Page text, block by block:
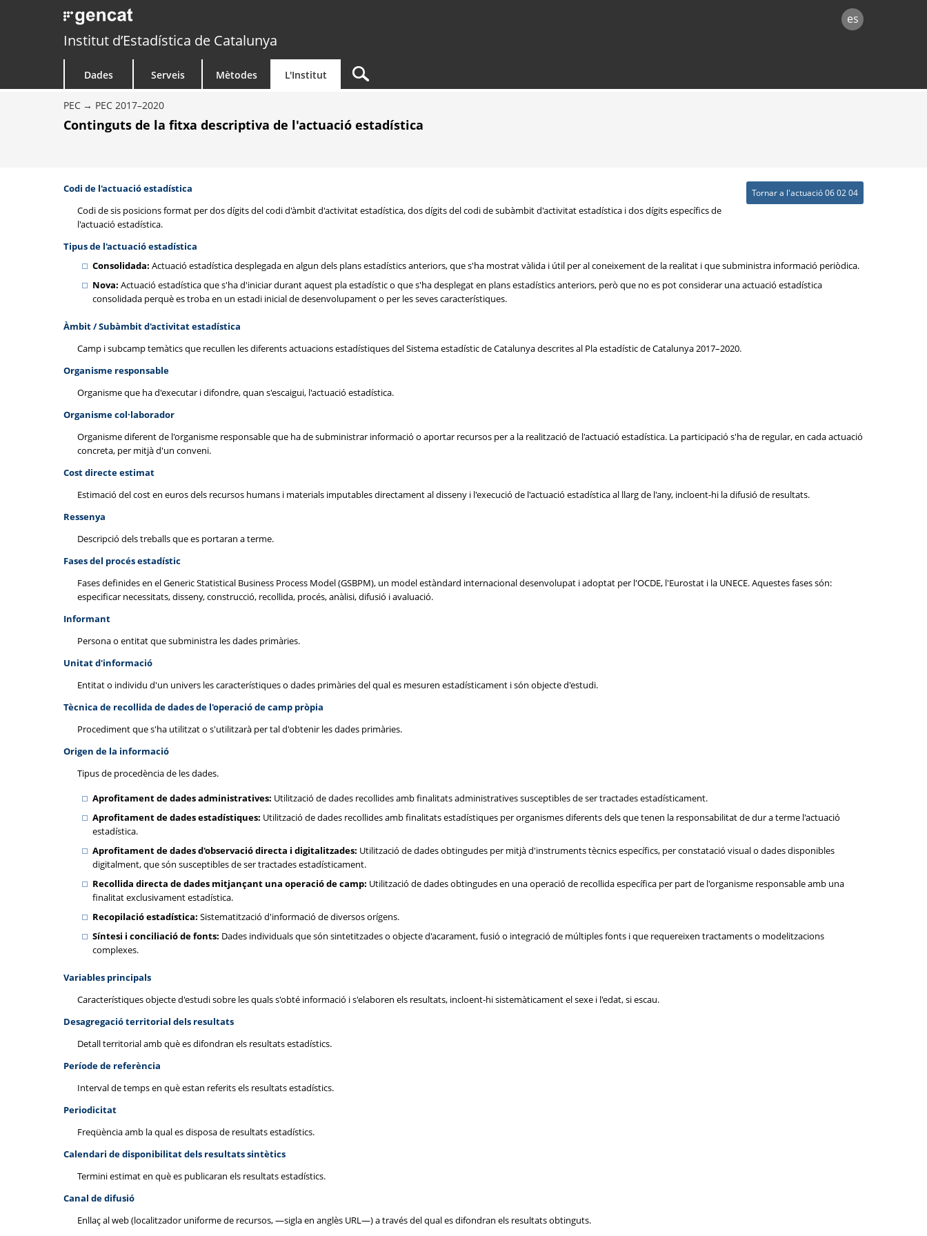
es
Institut d’Estadística de Catalunya
Dades Serveis Mètodes L'Institut
PEC PEC 2017–2020
Continguts de la fitxa descriptiva de l'actuació estadística
Tornar a l'actuació 06 02 04
Codi de l'actuació estadística
Codi de sis posicions format per dos dígits del codi d'àmbit d'activitat estadística, dos dígits del codi de subàmbit d'activitat estadística i dos dígits específics de
l'actuació estadística.
Tipus de l'actuació estadística
Consolidada: Actuació estadística desplegada en algun dels plans estadístics anteriors, que s'ha mostrat vàlida i útil per al coneixement de la realitat i que subministra informació periòdica.
Nova: Actuació estadística que s'ha d'iniciar durant aquest pla estadístic o que s'ha desplegat en plans estadístics anteriors, però que no es pot considerar una actuació estadística
consolidada perquè es troba en un estadi inicial de desenvolupament o per les seves característiques.
Àmbit / Subàmbit d'activitat estadística
Camp i subcamp temàtics que recullen les diferents actuacions estadístiques del Sistema estadístic de Catalunya descrites al Pla estadístic de Catalunya 2017–2020.
Organisme responsable
Organisme que ha d'executar i difondre, quan s'escaigui, l'actuació estadística.
Organisme col·laborador
Organisme diferent de l'organisme responsable que ha de subministrar informació o aportar recursos per a la realització de l'actuació estadística. La participació s'ha de regular, en cada actuació
concreta, per mitjà d'un conveni.
Cost directe estimat
Estimació del cost en euros dels recursos humans i materials imputables directament al disseny i l'execució de l'actuació estadística al llarg de l'any, incloent-hi la difusió de resultats.
Ressenya
Descripció dels treballs que es portaran a terme.
Fases del procés estadístic
Fases definides en el Generic Statistical Business Process Model (GSBPM), un model estàndard internacional desenvolupat i adoptat per l'OCDE, l'Eurostat i la UNECE. Aquestes fases són:
especificar necessitats, disseny, construcció, recollida, procés, anàlisi, difusió i avaluació.
Informant
Persona o entitat que subministra les dades primàries.
Unitat d'informació
Entitat o individu d'un univers les característiques o dades primàries del qual es mesuren estadísticament i són objecte d'estudi.
Tècnica de recollida de dades de l'operació de camp pròpia
Procediment que s'ha utilitzat o s'utilitzarà per tal d'obtenir les dades primàries.
Origen de la informació
Tipus de procedència de les dades.
Aprofitament de dades administratives: Utilització de dades recollides amb finalitats administratives susceptibles de ser tractades estadísticament.
Aprofitament de dades estadístiques: Utilització de dades recollides amb finalitats estadístiques per organismes diferents dels que tenen la responsabilitat de dur a terme l'actuació
estadística.
Aprofitament de dades d'observació directa i digitalitzades: Utilització de dades obtingudes per mitjà d'instruments tècnics específics, per constatació visual o dades disponibles
digitalment, que són susceptibles de ser tractades estadísticament.
Recollida directa de dades mitjançant una operació de camp: Utilització de dades obtingudes en una operació de recollida específica per part de l'organisme responsable amb una
finalitat exclusivament estadística.
Recopilació estadística: Sistematització d'informació de diversos orígens.
Síntesi i conciliació de fonts: Dades individuals que són sintetitzades o objecte d'acarament, fusió o integració de múltiples fonts i que requereixen tractaments o modelitzacions
complexes.
Variables principals
Característiques objecte d'estudi sobre les quals s'obté informació i s'elaboren els resultats, incloent-hi sistemàticament el sexe i l'edat, si escau.
Desagregació territorial dels resultats
Detall territorial amb què es difondran els resultats estadístics.
Període de referència
Interval de temps en què estan referits els resultats estadístics.
Periodicitat
Freqüència amb la qual es disposa de resultats estadístics.
Calendari de disponibilitat dels resultats sintètics
Termini estimat en què es publicaran els resultats estadístics.
Canal de difusió
Enllaç al web (localitzador uniforme de recursos, —sigla en anglès URL—) a través del qual es difondran els resultats obtinguts.